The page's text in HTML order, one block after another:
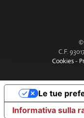
C.F.
Cookies-
Informativa sulla
Le tue